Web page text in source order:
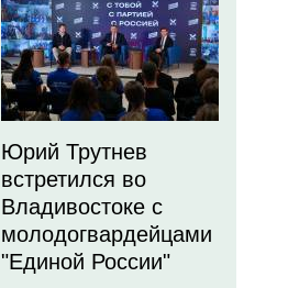
Юрий Трутнев
встретился во
Владивостоке с
молодогвардейцами
"Единой России"